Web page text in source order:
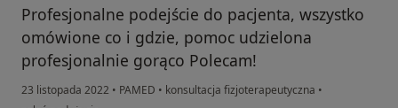
Profesjonalne podejście do pacjenta, wszystko
omówione co i gdzie, pomoc udzielona
profesjonalnie gorąco Polecam!
23 listopada 2022 • PAMED • konsultacja fizjoterapeutyczna •
w opinii użytkownika Kamil